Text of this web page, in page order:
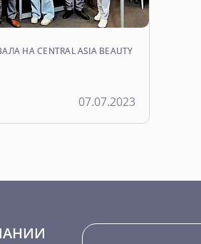
НА CENTRAL ASIA BEAUTY
07.07.2023